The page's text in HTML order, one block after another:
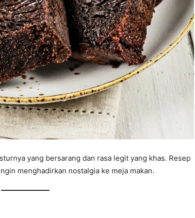
yang bersarang dan rasa legit yang khas. Resep
menghadirkan nostalgia ke meja makan.